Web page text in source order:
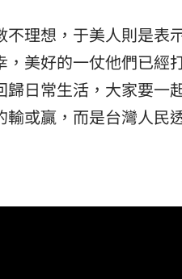
不理想，于美人則是表
，美好的一仗他們已經
歸日常生活，大家要一
或贏，而是台灣人民